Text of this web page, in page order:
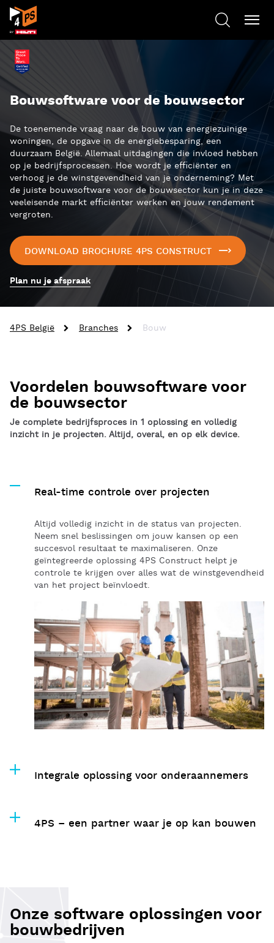
Bouwsoftware voor de bouwsector
De toenemende vraag naar de bouw van energiezuinige
woningen, de opgave in de energiebesparing, een
duurzaam België. Allemaal uitdagingen die invloed hebben
op je bedrijfsprocessen. Hoe wordt je efficiënter en
verhoog je de winstgevendheid van je onderneming? Met
de juiste bouwsoftware voor de bouwsector kun je in deze
veeleisende markt efficiënter werken en jouw rendement
vergroten.
DOWNLOAD BROCHURE 4PS CONSTRUCT
Plan nu je afspraak
4PS België Branches Bouw
Voordelen bouwsoftware voor
de bouwsector
Je complete bedrijfsproces in 1 oplossing en volledig
inzicht in je projecten. Altijd, overal, en op elk device.
Real-time controle over projecten
Altijd volledig inzicht in de status van projecten.
Neem snel beslissingen om jouw kansen op een
succesvol resultaat te maximaliseren. Onze
geïntegreerde oplossing 4PS Construct helpt je
controle te krijgen over alles wat de winstgevendheid
van het project beïnvloedt.
Integrale oplossing voor onderaannemers
4PS – een partner waar je op kan bouwen
Onze software oplossingen voor
bouwbedrijven